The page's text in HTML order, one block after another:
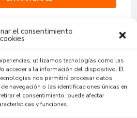
el consentimiento
utilizamos tecnologías como las
acceder a la información del dispositivo. El
nos permitirá procesar datos
navegación o las identificaciones únicas en
el consentimiento, puede afectar
y funciones.